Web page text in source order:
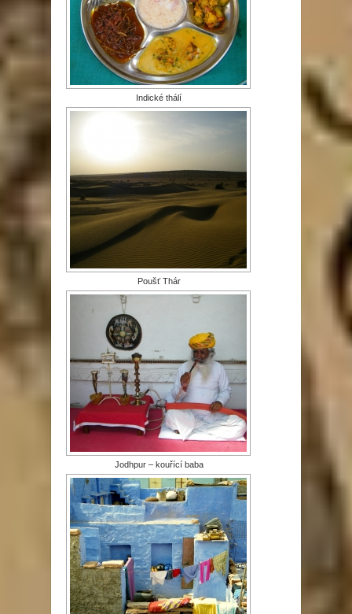
Indické thálí
Poušť Thár
Jodhpur – kouřící baba